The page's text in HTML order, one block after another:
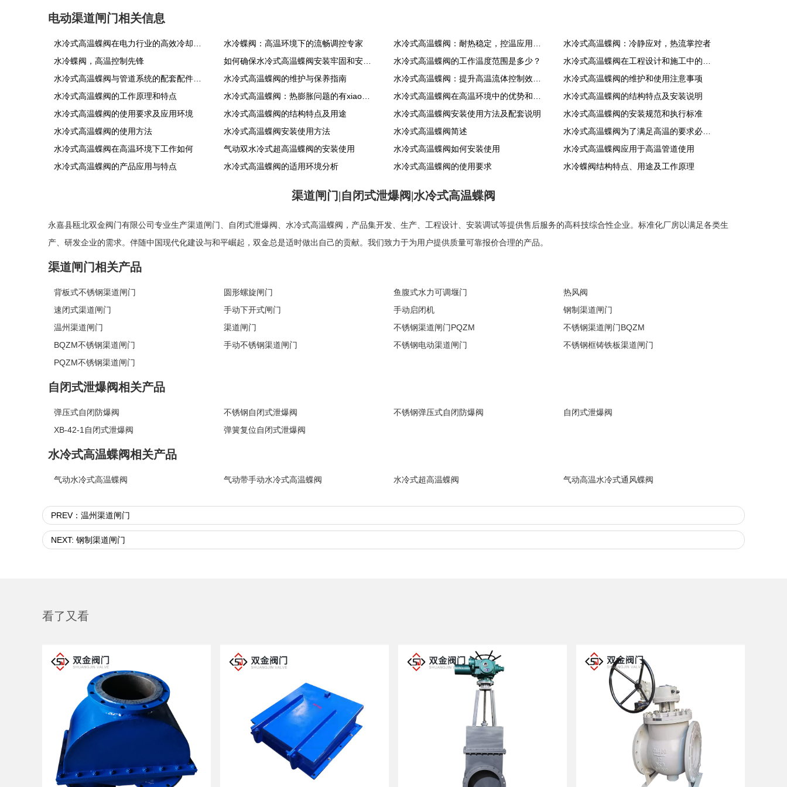
电动渠道闸门相关信息
水冷蝶阀：高温环境下的流畅调控专家
水冷式高温蝶阀：冷静应对，热流掌控者
水冷蝶阀，高温控制先锋
水冷式高温蝶阀的工作温度范围是多少？
水冷式高温蝶阀的维护与保养指南
水冷式高温蝶阀的维护和使用注意事项
水冷式高温蝶阀的工作原理和特点
水冷式高温蝶阀的结构特点及安装说明
水冷式高温蝶阀的使用要求及应用环境
水冷式高温蝶阀的结构特点及用途 水冷式高温蝶阀安装使用方法及配套说明
水冷式高温蝶阀的安装规范和执行标准
水冷式高温蝶阀的使用方法
水冷式高温蝶阀安装使用方法 水冷式高温蝶阀简述
水冷式高温蝶阀在高温环境下工作如何
气动双水冷式超高温蝶阀的安装使用 水冷式高温蝶阀如何安装使用
水冷式高温蝶阀应用于高温管道使用
水冷式高温蝶阀的产品应用与特点
水冷式高温蝶阀的适用环境分析 水冷式高温蝶阀的使用要求 水冷蝶阀结构特点、用途及工作原理
渠道闸门|自闭式泄爆阀|水冷式高温蝶阀
永嘉县瓯北双金阀门有限公司专业生产渠道闸门 自闭式泄爆阀 水冷式高温蝶阀 ，产品集开发、生产、工程设计、安装调试等提供售后服务的高科技综合性企业。标准化厂房以满足各类生
产、研发企业的需求。伴随中国现代化建设与和平崛起，双金总是适时做出自己的贡献。我们致力于为用户提供质量可靠报价合理的产品。
渠道闸门相关产品
背板式不锈钢渠道闸门 圆形螺旋闸门 鱼腹式水力可调堰门
热风阀
速闭式渠道闸门
手动下开式闸门 手动启闭机
钢制渠道闸门
温州渠道闸门
渠道闸门 不锈钢渠道闸门PQZM
不锈钢渠道闸门BQZM
BQZM不锈钢渠道闸门
手动不锈钢渠道闸门 不锈钢电动渠道闸门
不锈钢框铸铁板渠道闸门
PQZM不锈钢渠道闸门
自闭式泄爆阀相关产品
弹压式自闭防爆阀 不锈钢自闭式泄爆阀 不锈钢弹压式自闭防爆阀
自闭式泄爆阀
XB-42-1自闭式泄爆阀
弹簧复位自闭式泄爆阀
水冷式高温蝶阀相关产品
气动水冷式高温蝶阀 气动带手动水冷式高温蝶阀 水冷式超高温蝶阀 气动高温水冷式通风蝶阀
PREV：温州渠道闸门
NEXT: 钢制渠道闸门
看了又看